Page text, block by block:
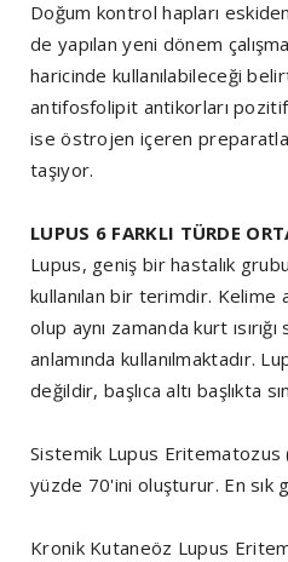
Doğum kontrol hapları
de yapılan yeni dönem
haricinde kullanılabileceği
antifosfolipit antikorları
ise östrojen içeren
taşıyor.
LUPUS 6 FARKLI TÜRDE
Lupus, geniş bir hastalık
kullanılan bir terimdir. Kelime
olup aynı zamanda kurt
anlamında kullanılmaktadır.
değildir, başlıca altı başlıkta
Sistemik Lupus Eritematozus
yüzde 70'ini oluşturur. En sık
Kronik Kutaneöz Lupus